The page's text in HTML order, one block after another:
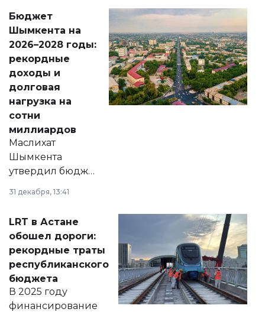
народу
Венесуэлы.
Бюджет
Шымкента на
2026–2028 годы:
рекордные
доходы и
долговая
нагрузка на
сотни
миллиардов
Маслихат
Шымкента
утвердил бюджет
города на 2026–
2028 годы.
документ
появился в базе
нормативных
правовых актов и
на сайте маслихат
города.
31 декабря, 13:41
LRT в Астане
обошел дороги:
рекордные траты
республиканского
бюджета
В 2025 году
финансирование